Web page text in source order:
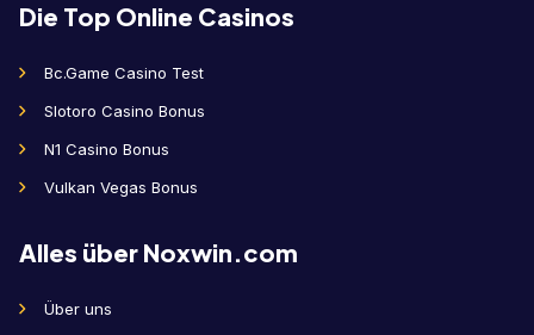
Die Top Online Casinos
Bc.Game Casino Test
Slotoro Casino Bonus
N1 Casino Bonus
Vulkan Vegas Bonus
Alles über Noxwin.com
Über uns